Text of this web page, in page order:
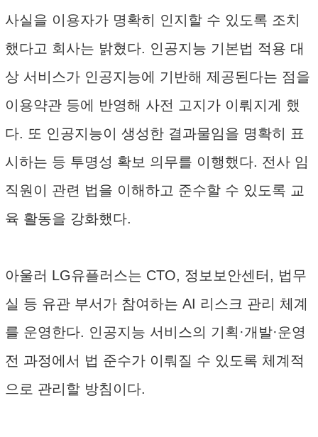
사실을 이용자가 명확히 인지할 수 있도록 조치
했다고 회사는 밝혔다. 인공지능 기본법 적용 대
상 서비스가 인공지능에 기반해 제공된다는 점을
이용약관 등에 반영해 사전 고지가 이뤄지게 했
다. 또 인공지능이 생성한 결과물임을 명확히 표
시하는 등 투명성 확보 의무를 이행했다. 전사 임
직원이 관련 법을 이해하고 준수할 수 있도록 교
육 활동을 강화했다.
아울러 LG유플러스는 CTO, 정보보안센터, 법무
실 등 유관 부서가 참여하는 AI 리스크 관리 체계
를 운영한다. 인공지능 서비스의 기획·개발·운영
전 과정에서 법 준수가 이뤄질 수 있도록 체계적
으로 관리할 방침이다.